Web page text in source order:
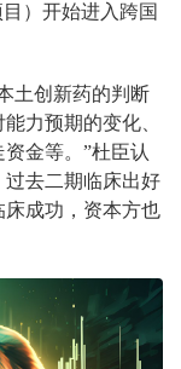
）开始进入跨国
土创新药的判断
力预期的变化、
金等。”杜臣认
去二期临床出好
成功，资本方也